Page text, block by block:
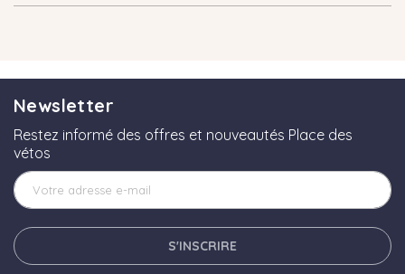
Newsletter
Restez informé des offres et nouveautés Place des
vétos
S'INSCRIRE